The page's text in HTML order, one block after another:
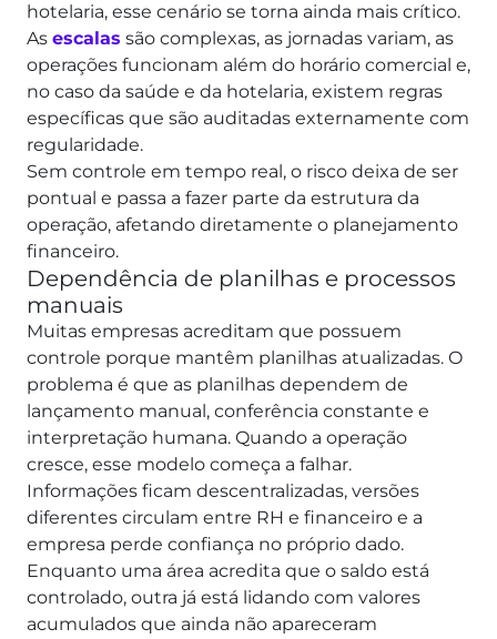
hotelaria, esse cenário se torna ainda mais crítico.
As escalas são complexas, as jornadas variam, as
operações funcionam além do horário comercial e,
no caso da saúde e da hotelaria, existem regras
específicas que são auditadas externamente com
regularidade.
Sem controle em tempo real, o risco deixa de ser
pontual e passa a fazer parte da estrutura da
operação, afetando diretamente o planejamento
financeiro.
Dependência de planilhas e processos
manuais
Muitas empresas acreditam que possuem
controle porque mantêm planilhas atualizadas. O
problema é que as planilhas dependem de
lançamento manual, conferência constante e
interpretação humana. Quando a operação
cresce, esse modelo começa a falhar.
Informações ficam descentralizadas, versões
diferentes circulam entre RH e financeiro e a
empresa perde confiança no próprio dado.
Enquanto uma área acredita que o saldo está
controlado, outra já está lidando com valores
acumulados que ainda não apareceram